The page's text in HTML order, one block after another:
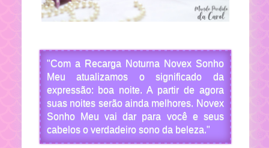
"Com a Recarga Noturna Novex Sonho
Meu atualizamos o significado da
expressão: boa noite. A partir de agora
suas noites serão ainda melhores. Novex
Sonho Meu vai dar para você e seus
cabelos o verdadeiro sono da beleza."